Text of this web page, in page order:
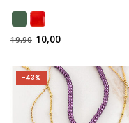
19,90 10,00
-43%